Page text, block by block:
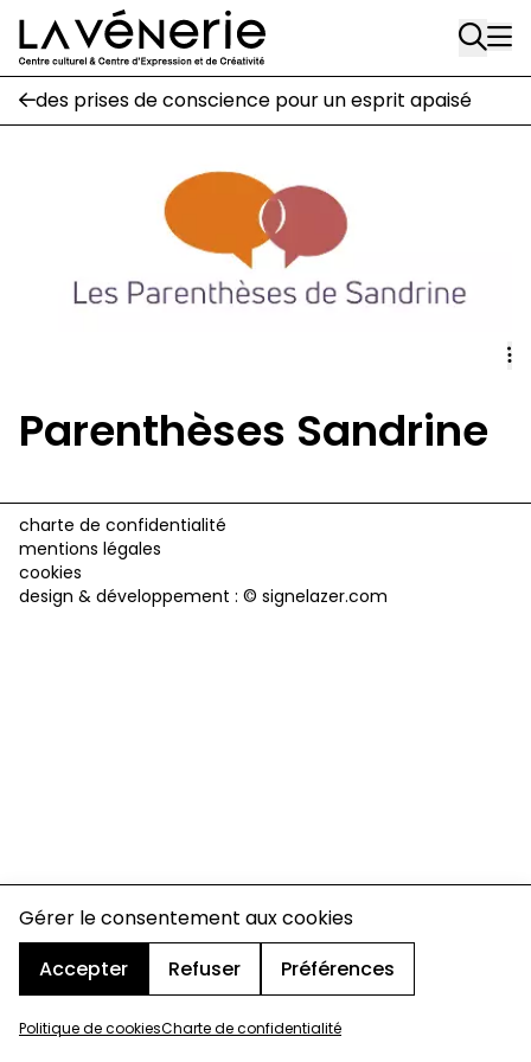
Gérer le consentement aux cookies
Accepter
Refuser Préférences
Politique de cookiesCharte de confidentialité
Aller au contenu principal
Rue Gratès, 3
1170 Watermael-Boitsfort
02 663 85 50
1170 Watermael-Boitsfort
suivez-nous
A A
des prises de conscience pour un esprit apaisé
Parenthèses Sandrine
charte de confidentialité
mentions légales
cookies
design & développement : © signelazer.com